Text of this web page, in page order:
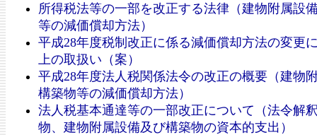
所得税法等の一部を改正する法律（建物附属設
等の減価償却方法）
平成28年度税制改正に係る減価償却方法の変更
上の取扱い（案）
平成28年度法人税関係法令の改正の概要（建物
構築物等の減価償却方法）
法人税基本通達等の一部改正について（法令解
物、建物附属設備及び構築物の資本的支出）